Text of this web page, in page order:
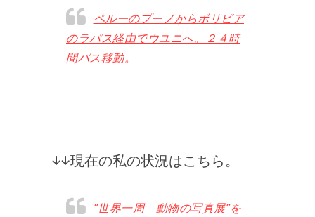
ペルーのプーノからボリビア
のラパス経由でウユニへ。２４時
間バス移動。
↓↓現在の私の状況はこちら。
”世界一周 動物の写真展”を